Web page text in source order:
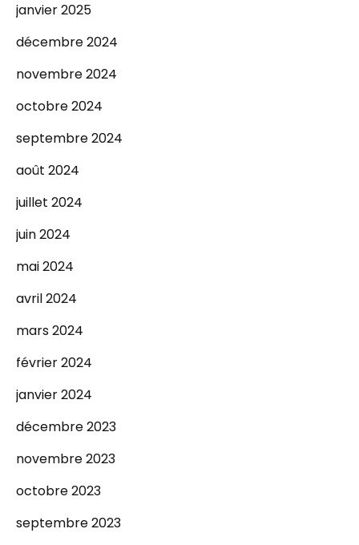
janvier 2025
décembre 2024
novembre 2024
octobre 2024
septembre 2024
août 2024
juillet 2024
juin 2024
mai 2024
avril 2024
mars 2024
février 2024
janvier 2024
décembre 2023
novembre 2023
octobre 2023
septembre 2023